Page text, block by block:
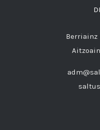
Berriainz